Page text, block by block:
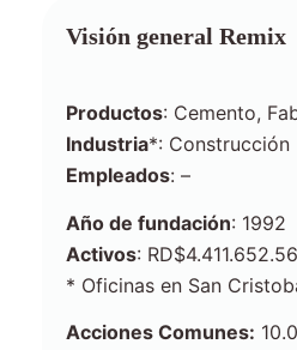
Visión general Remix
Productos: Cemento,
Industria*: Construcción
Empleados: –
Año de fundación: 1992
Activos:
* Oficinas en San
Acciones Comunes: